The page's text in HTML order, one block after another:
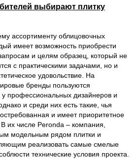
выбирают плитку
ассортименту облицовочных
имеет возможность приобрести
и целям образец, который не
с практическими задачами, но и
удовольствие. На
бренды пользуются
профессиональных дизайнеров и
и среди них есть такие, чья
и имеет приоритетное
их числе Peronda – компания,
модельным рядом плитки и
реализовать самые смелые
технические условия проекта.